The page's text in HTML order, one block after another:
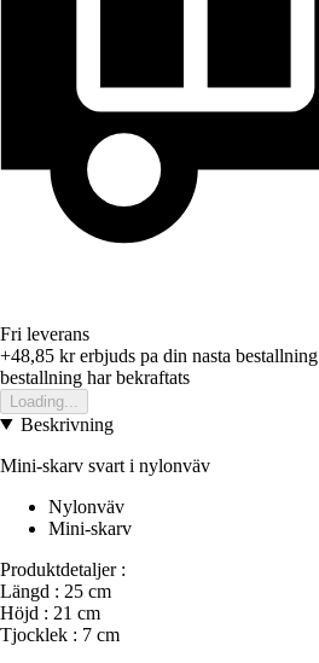
Fri leverans
+48,85 krerbjuds pa din nasta bestallning
bestallning har bekraftats
Loading...
Beskrivning
Mini-skarv svart i nylonväv
Nylonväv
Mini-skarv
Produktdetaljer :
Längd : 25 cm
Höjd : 21 cm
Tjocklek : 7 cm